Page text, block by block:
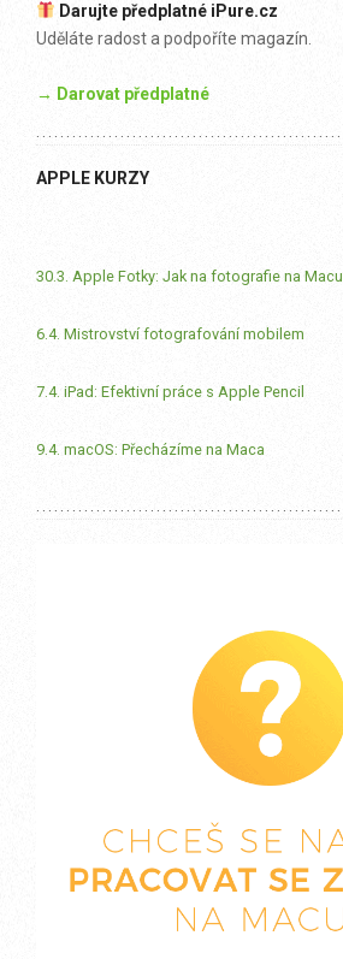
Darujte předplatné iPure.cz
Uděláte radost a podpoříte magazín.
→ Darovat předplatné
APPLE KURZY
30.3. Apple Fotky: Jak na fotografie na Macu
6.4. Mistrovství fotografování mobilem
7.4. iPad: Efektivní práce s Apple Pencil
9.4. macOS: Přecházíme na Maca